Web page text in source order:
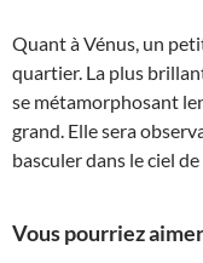
Quant à Vénus, un
quartier. La plus
se métamorphosant
grand. Elle sera
basculer dans le ciel de
Vous pourriez